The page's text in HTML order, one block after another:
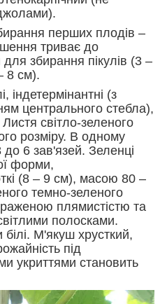
перших плодів –
триває до
збирання пікулів (3 –
8 см).
індетермінантні (з
центрального стебла),
Листя світло-зеленого
розміру. В одному
до 6 зав'язей. Зеленці
форми,
(8 – 9 см), масою 80 –
темно-зеленого
плямистістю та
полосками.
М'якуш хрусткий,
під
укриттями становить